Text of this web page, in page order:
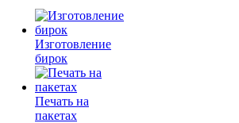
Изготовление
бирок
Печать на
пакетах